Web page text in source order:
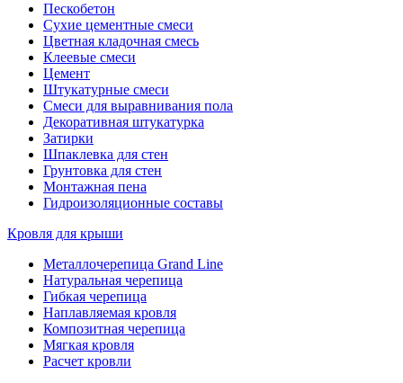
Пескобетон
Сухие цементные смеси
Цветная кладочная смесь
Клеевые смеси
Цемент
Штукатурные смеси
Смеси для выравнивания пола
Декоративная штукатурка
Затирки
Шпаклевка для стен
Грунтовка для стен
Монтажная пена
Гидроизоляционные составы
Кровля для крыши
Металлочерепица Grand Line
Натуральная черепица
Гибкая черепица
Наплавляемая кровля
Композитная черепица
Мягкая кровля
Расчет кровли